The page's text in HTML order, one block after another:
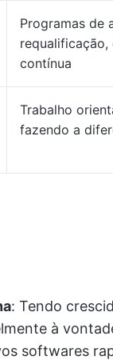
Programas de
requalificação,
contínua
Trabalho
fazendo a
: Tendo
à
softwares